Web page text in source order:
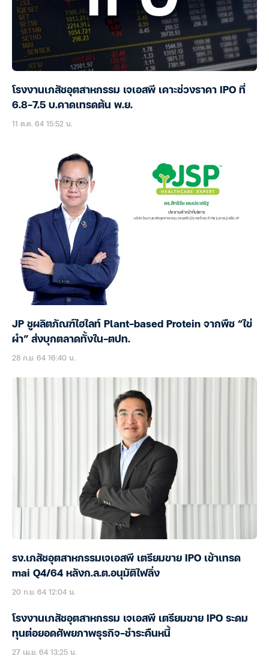
โรงงานเภสัชอุตสาหกรรม เจเอสพี เคาะช่วงราคา IPO ที่
6.8-7.5 บ.คาดเทรดต้น พ.ย.
11 ต.ค. 64 15:52 น.
JP ชูผลิตภัณฑ์ไฮไลท์ Plant-based Protein จากพืช “ไข่
ผำ” ส่งบุกตลาดทั้งใน-ตปท.
28 ก.ย. 64 16:40 น.
รง.เภสัชอุตสาหกรรมเจเอสพี เตรียมขาย IPO เข้าเทรด
mai Q4/64 หลังก.ล.ต.อนุมัติไฟลิ่ง
20 ก.ย. 64 12:04 น.
โรงงานเภสัชอุตสาหกรรม เจเอสพี เตรียมขาย IPO ระดม
ทุนต่อยอดศัพยภาพธุรกิจ-ชำระคืนหนี้
27 เม.ย. 64 13:25 น.